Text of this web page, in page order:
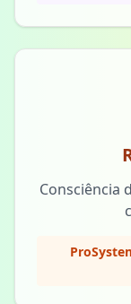
Consciência